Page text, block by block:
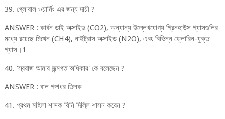
39. গ্লোবাল ওয়ার্মিং এর জন্য দায়ী ?
ANSWER : কার্বন ডাই অক্সাইড (CO2), অন্যান্য উল্লেখযোগ্য গ্রিনহাউস গ্যাসগুলির
মধ্যে রয়েছে মিথেন (CH4), নাইট্রাস অক্সাইড (N2O), এবং বিভিন্ন ফ্লোরিন-যুক্ত
গ্যাস।1
40. 'স্বরাজ আমার জন্মগত অধিকার' কে বলেছেন ?
ANSWER : বাল গঙ্গাধর তিলক
41. প্রথম মহিলা শাসক যিনি দিল্লি শাসন করেন ?